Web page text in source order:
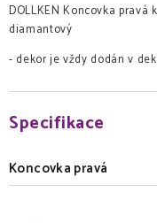
DOLLKEN Koncovka pravá
diamantový
- dekor je vždy dodán v
Specifikace
Koncovka pravá